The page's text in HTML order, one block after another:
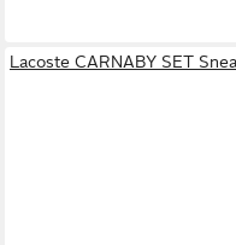
Lacoste CARNABY SET